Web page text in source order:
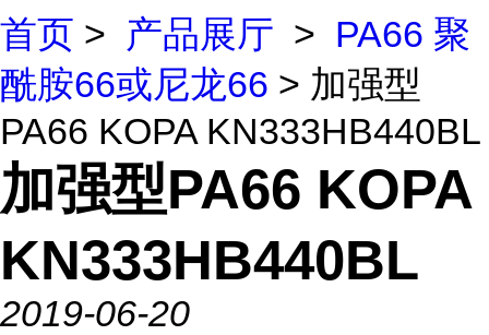
首页 > 产品展厅 > PA66 聚
酰胺66或尼龙66 > 加强型
PA66 KOPA KN333HB440BL
加强型PA66 KOPA
KN333HB440BL
2019-06-20